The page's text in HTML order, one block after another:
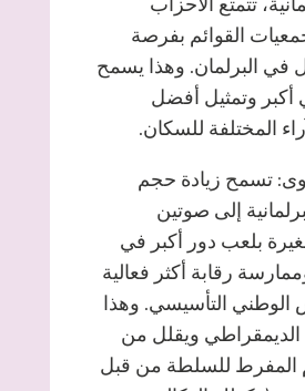
القوائم بفرصة
في البرلمان. وهذا يسمح
أكبر وتمثيل أفضل
المختلفة للسكان.
تسمح زيادة حجم
إلى صوتين
بلعب دور أكبر في
رقابة أكثر فعالية
التأسيسي. وهذا
الديمقراطي ويقلل من
المفرط للسلطة من قبل